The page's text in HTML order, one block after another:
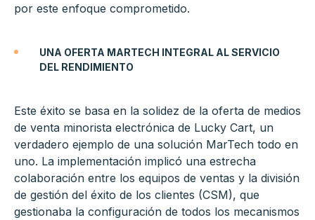
por este enfoque comprometido.
UNA OFERTA MARTECH INTEGRAL AL SERVICIO
DEL RENDIMIENTO
Este éxito se basa en la solidez de la oferta de medios
de venta minorista electrónica de Lucky Cart, un
verdadero ejemplo de una solución MarTech todo en
uno. La implementación implicó una estrecha
colaboración entre los equipos de ventas y la división
de gestión del éxito de los clientes (CSM), que
gestionaba la configuración de todos los mecanismos